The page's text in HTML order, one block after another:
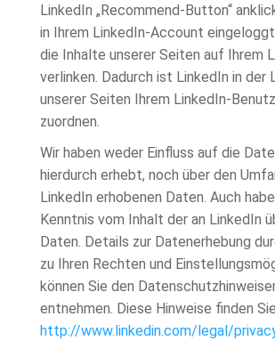
LinkedIn „Recommend-Button“
in Ihrem LinkedIn-Account eingeloggt
die Inhalte unserer Seiten auf Ihrem
verlinken. Dadurch ist LinkedIn in der
unserer Seiten Ihrem LinkedIn-
zuordnen.
Wir haben weder Einfluss auf die
hierdurch erhebt, noch über den
LinkedIn erhobenen Daten. Auch
Kenntnis vom Inhalt der an LinkedIn
Daten. Details zur Datenerhebung
zu Ihren Rechten und
können Sie den
entnehmen. Diese Hinweise finden
http://www.linkedin.com/legal/